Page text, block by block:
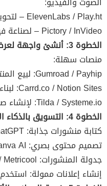
ElevenLabs / Play.ht – لتحويل النص إلى صوت احترافي.
Pictory / InVideo – لصناعة فيديوهات تلقائية.
الخطوة 3: أنشئ واجهة لعرض وبيع مشروعك
منصات سهلة:
Gumroad / Payhip: لبيع المنتجات الرقمية.
Carrd.co / Notion Sites: لبناء موقع بسيط.
Tilda / Systeme.io: لإنشاء صفحات هبوط احترافية مجانًا.
الخطوة 4: التسويق بالذكاء الاصطناعي
كتابة منشورات جذابة: ChatGPT
تصميم محتوى بصري: Canva AI
جدولة المنشورات: Buffer / Metricool
إنشاء إعلانات ممولة: استخدم ChatGPT لصياغة نصوصها